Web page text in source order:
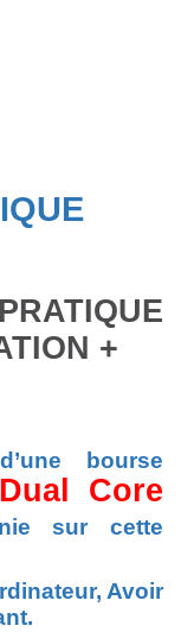
+
bourse
Core
sur cette
Avoir